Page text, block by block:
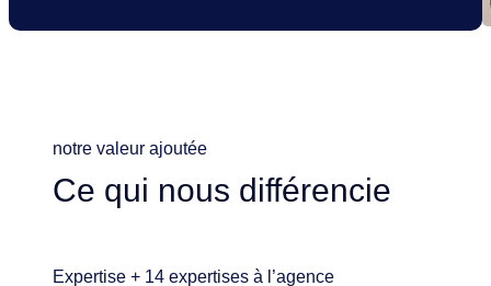
notre valeur ajoutée
Ce qui nous différencie
Expertise + 14 expertises à l’agence